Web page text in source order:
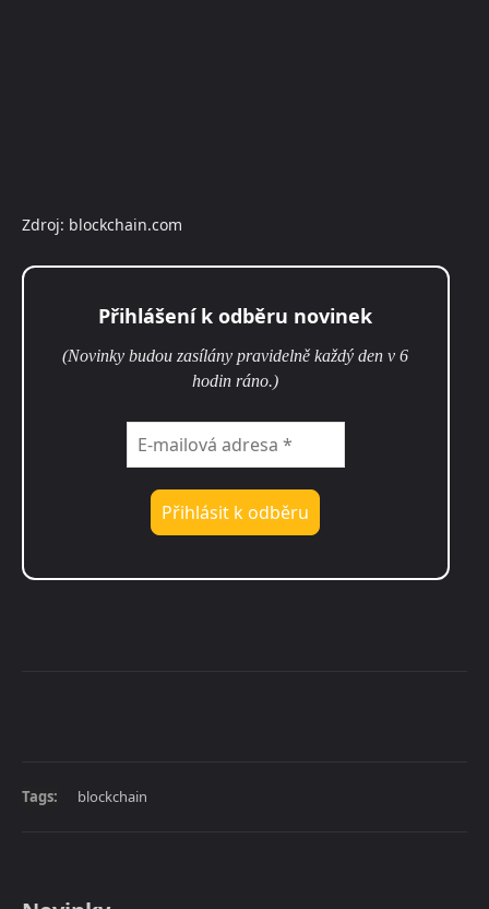
Zdroj: blockchain.com
Přihlášení k odběru novinek
(Novinky budou zasílány pravidelně každý den v 6
hodin ráno.)
Tags: blockchain